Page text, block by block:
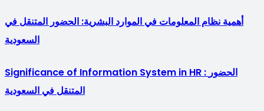
أهمية نظام المعلومات في الموارد البشرية: الحضور المتنقل في
السعودية
Significance of Information System in HR : الحضور
المتنقل في السعودية